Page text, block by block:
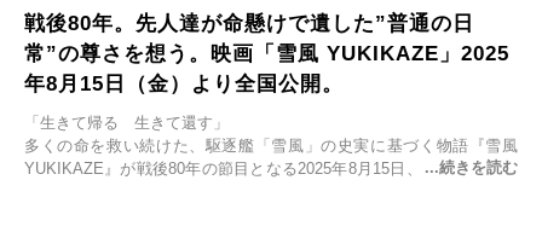
戦後80年。先人達が命懸けで遺した”普通の日
常”の尊さを想う。映画「雪風 YUKIKAZE」2025
年8月15日（金）より全国公開。
「生きて帰る 生きて還す」
多くの命を救い続けた、駆逐艦「雪風」の史実に基づく物語『雪風
YUKIKAZE』が戦後80年の節目となる2025年8月15日、全国公開され